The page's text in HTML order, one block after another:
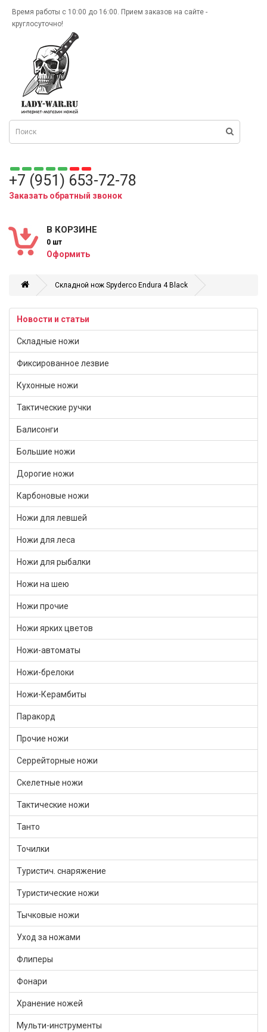
Время работы с 10:00 до 16:00. Прием заказов на сайте -
круглосуточно!
+7 (951) 653-72-78
Заказать обратный звонок
В КОРЗИНЕ
0 шт
Оформить
Складной нож Spyderco Endura 4 Black
Новости и статьи
Складные ножи
Фиксированное лезвие
Кухонные ножи
Тактические ручки
Балисонги
Большие ножи
Дорогие ножи
Карбоновые ножи
Ножи для левшей
Ножи для леса
Ножи для рыбалки
Ножи на шею
Ножи прочие
Ножи ярких цветов
Ножи-автоматы
Ножи-брелоки
Ножи-Керамбиты
Паракорд
Прочие ножи
Серрейторные ножи
Скелетные ножи
Тактические ножи
Танто
Точилки
Туристич. снаряжение
Туристические ножи
Тычковые ножи
Уход за ножами
Флиперы
Фонари
Хранение ножей
Мульти-инструменты